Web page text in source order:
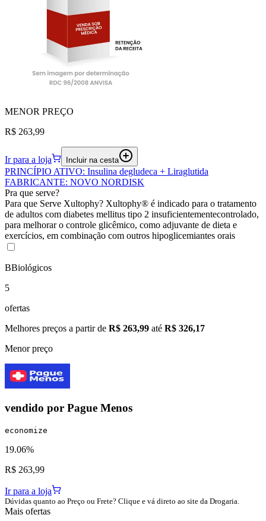
MENOR PREÇO
R$ 263,99
Ir para a loja Incluir na cesta
PRINCÍPIO ATIVO: Insulina degludeca + Liraglutida
FABRICANTE: NOVO NORDISK
Pra que serve?
Para que Serve Xultophy? Xultophy® é indicado para o tratamento
de adultos com diabetes mellitus tipo 2 insuficientementecontrolado,
para melhorar o controle glicêmico, como adjuvante de dieta e
exercícios, em combinação com outros hipoglicemiantes orais
BBiológicos
5
ofertas
Melhores preços a partir de R$ 263,99 até R$ 326,17
Menor preço
vendido por Pague Menos
economize
19.06%
R$ 263,99
Ir para a loja
Dúvidas quanto ao Preço ou Frete? Clique e vá direto ao site da Drogaria.
Mais ofertas